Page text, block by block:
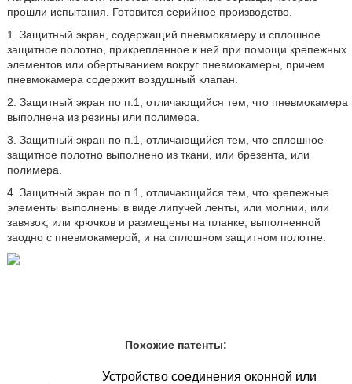
прошли испытания. Готовится серийное производство.
1. Защитный экран, содержащий пневмокамеру и сплошное
защитное полотно, прикрепленное к ней при помощи крепежных
элементов или обертыванием вокруг пневмокамеры, причем
пневмокамера содержит воздушный клапан.
2. Защитный экран по п.1, отличающийся тем, что пневмокамера
выполнена из резины или полимера.
3. Защитный экран по п.1, отличающийся тем, что сплошное
защитное полотно выполнено из ткани, или брезента, или
полимера.
4. Защитный экран по п.1, отличающийся тем, что крепежные
элементы выполнены в виде липучей ленты, или молнии, или
завязок, или крючков и размещены на планке, выполненной
заодно с пневмокамерой, и на сплошном защитном полотне.
Похожие патенты:
Устройство соединения оконной или